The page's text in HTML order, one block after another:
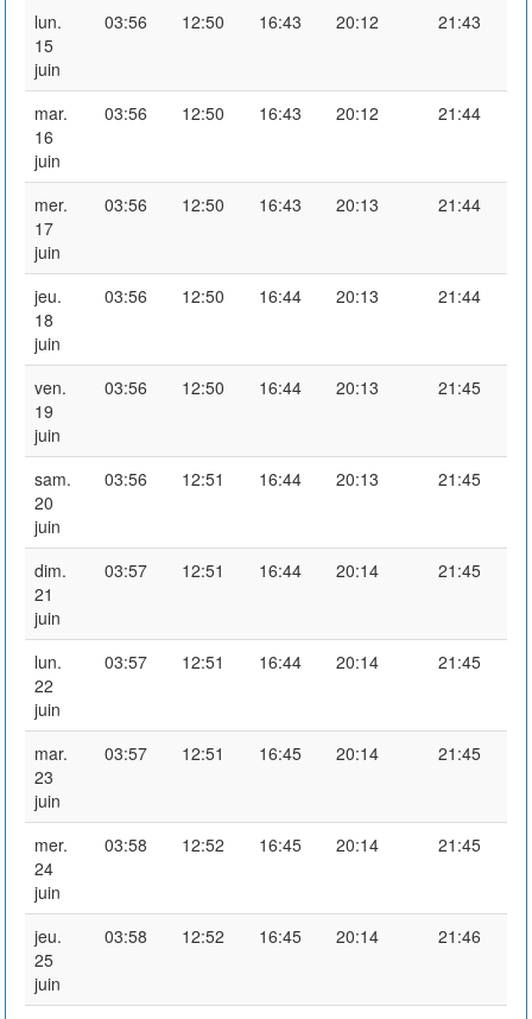
lun.
15
juin
03:56 12:50 16:43 20:12 21:43
mar.
16
juin
03:56 12:50 16:43 20:12 21:44
mer.
17
juin
03:56 12:50 16:43 20:13 21:44
jeu.
18
juin
03:56 12:50 16:44 20:13 21:44
ven.
19
juin
03:56 12:50 16:44 20:13 21:45
sam.
20
juin
03:56 12:51 16:44 20:13 21:45
dim.
21
juin
03:57 12:51 16:44 20:14 21:45
lun.
22
juin
03:57 12:51 16:44 20:14 21:45
mar.
23
juin
03:57 12:51 16:45 20:14 21:45
mer.
24
juin
03:58 12:52 16:45 20:14 21:45
jeu.
25
juin
03:58 12:52 16:45 20:14 21:46